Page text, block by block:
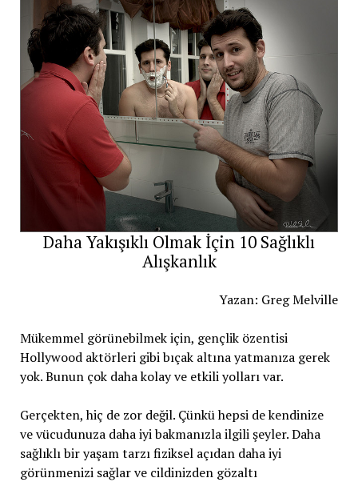
Daha Yakışıklı Olmak İçin 10 Sağlıklı
Alışkanlık
Yazan: Greg Melville
Mükemmel görünebilmek için, gençlik özentisi
Hollywood aktörleri gibi bıçak altına yatmanıza gerek
yok. Bunun çok daha kolay ve etkili yolları var.
Gerçekten, hiç de zor değil. Çünkü hepsi de kendinize
ve vücudunuza daha iyi bakmanızla ilgili şeyler. Daha
sağlıklı bir yaşam tarzı fiziksel açıdan daha iyi
görünmenizi sağlar ve cildinizden gözaltı